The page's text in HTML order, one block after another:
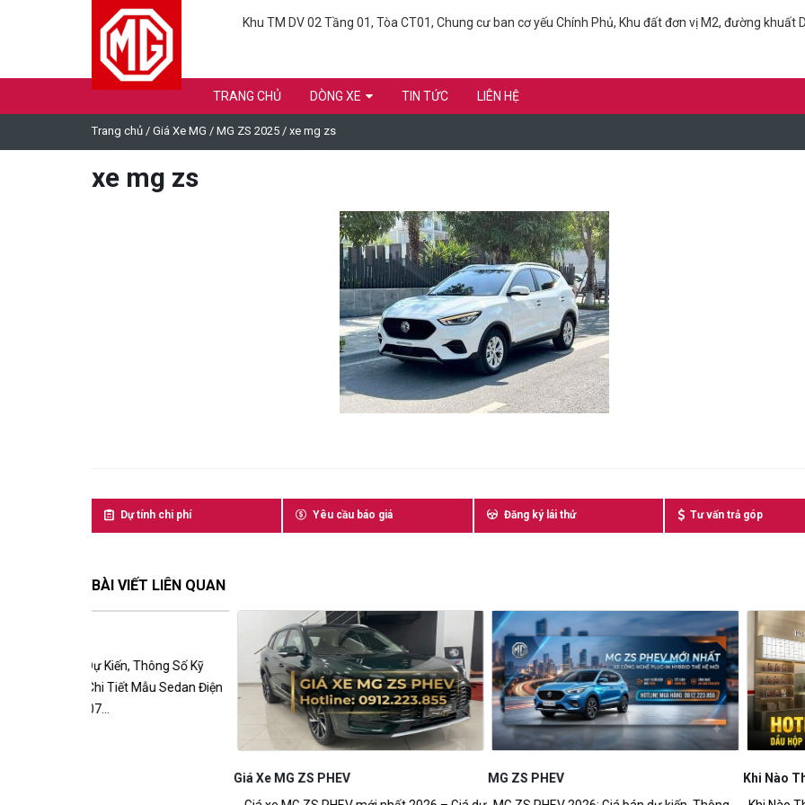
Khu TM DV 02 Tầng 01, Tòa CT01, Chung cư ban cơ yếu Chính Phủ, Khu đất đơn vị M2, đường khuất
TRANG CHỦ DÒNG XE TIN TỨC LIÊN HỆ
Trang chủ / Giá Xe MG / MG ZS 2025 / xe mg zs
xe mg zs
Dự tính chi phí Yêu cầu báo giá Đăng ký lái thử Tư vấn trả góp
BÀI VIẾT LIÊN QUAN
MG ZS PHEV
Khi Nào Thay Dầu Hộp Số Xe MG